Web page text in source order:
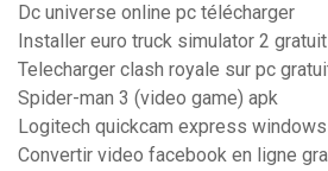
Dc universe online pc télécharger
Installer euro truck simulator 2 gratuit
Telecharger clash royale sur pc
Spider-man 3 (video game) apk
Logitech quickcam express
Convertir video facebook en ligne